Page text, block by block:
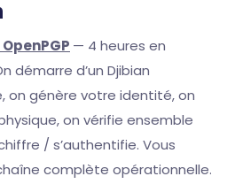
— 4 heures en
démarre d’un Djibian
on génère votre identité, on
on vérifie ensemble
/ s’authentifie. Vous
complète opérationnelle.